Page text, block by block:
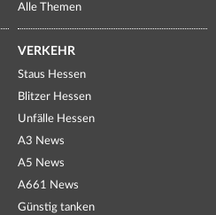
Alle Themen
VERKEHR
Staus Hessen
Blitzer Hessen
Unfälle Hessen
A3 News
A5 News
A661 News
Günstig tanken